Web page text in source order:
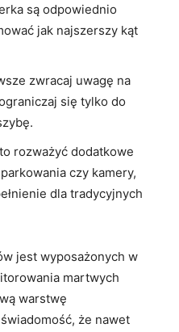
są odpowiednio
jak najszerszy kąt
zwracaj uwagę na
się tylko do
rozważyć dodatkowe
czy kamery,
dla tradycyjnych
jest wyposażonych w
martwych
warstwę
że nawet